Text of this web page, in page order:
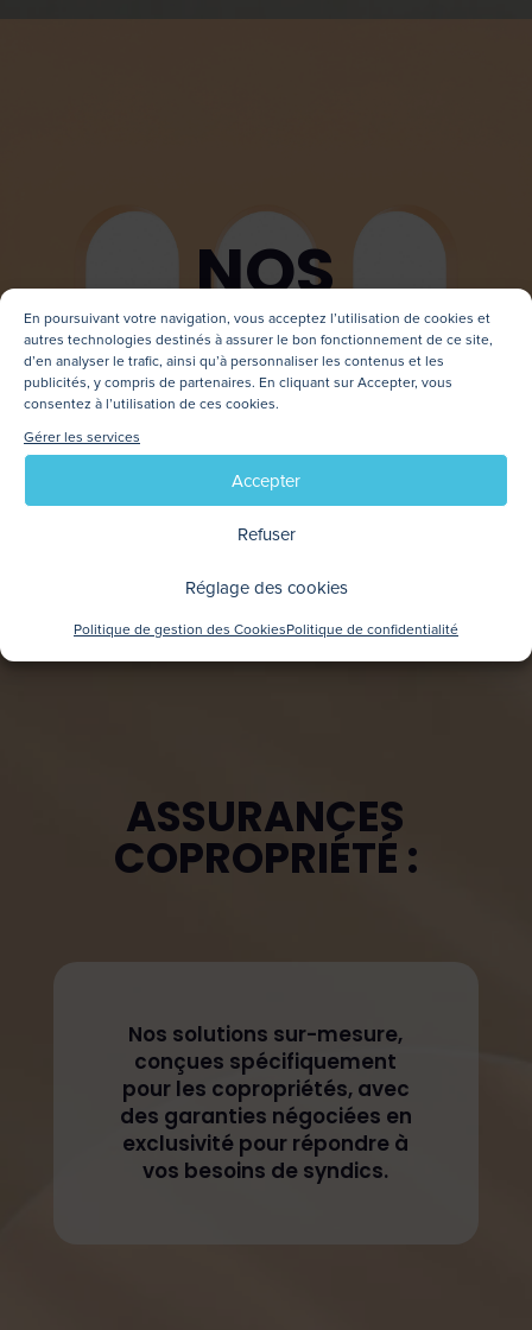
En poursuivant votre navigation, vous acceptez l’utilisation de cookies et
autres technologies destinés à assurer le bon fonctionnement de ce site,
d’en analyser le trafic, ainsi qu’à personnaliser les contenus et les
publicités, y compris de partenaires. En cliquant sur Accepter, vous
consentez à l’utilisation de ces cookies.
Gérer les services
Accepter
Refuser
Réglage des cookies
Politique de gestion des CookiesPolitique de confidentialité
NOS
PRODUITS
ASSURANCES
COPROPRIÉTÉ :
Nos solutions sur-mesure,
conçues spécifiquement
pour les copropriétés, avec
des garanties négociées en
exclusivité pour répondre à
vos besoins de syndics.